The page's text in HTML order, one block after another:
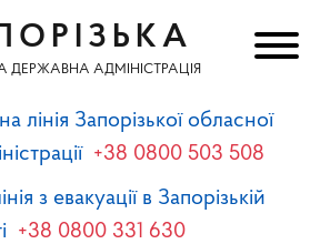
ДЕРЖАВНА АДМІНІСТРАЦІЯ
лінія Запорізької обласної
+38 0800 503 508
з евакуації в Запорізькій
+38 0800 331 630